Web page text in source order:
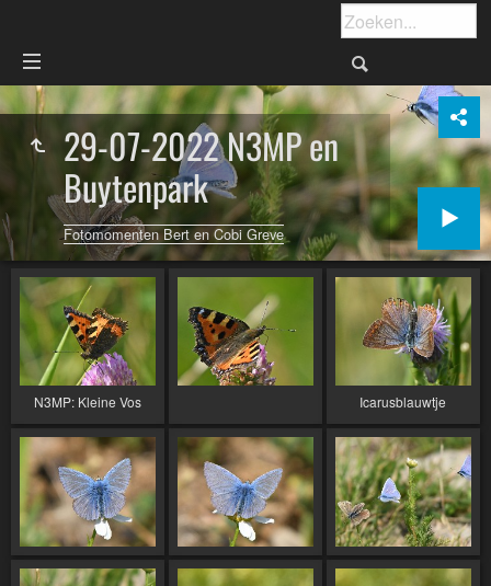
29-07-2022 N3MP en
Buytenpark
Fotomomenten Bert en Cobi Greve
N3MP: Kleine Vos Icarusblauwtje